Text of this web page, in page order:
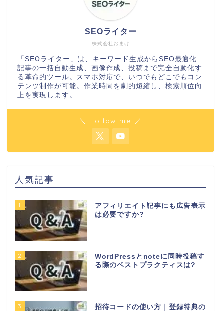
株式会社おまけ
SEOライター
「SEOライター」は、キーワード生成からSEO最適化
記事の一括自動生成、画像作成、投稿まで完全自動化す
る革命的ツール。スマホ対応で、いつでもどこでもコン
テンツ制作が可能。作業時間を劇的短縮し、検索順位向
上を実現します。
＼ Follow me ／
人気記事
1
アフィリエイト記事にも広告表示
は必要ですか?
2
WordPressとnoteに同時投稿す
る際のベストプラクティスは?
3
招待コードの使い方｜登録特典の